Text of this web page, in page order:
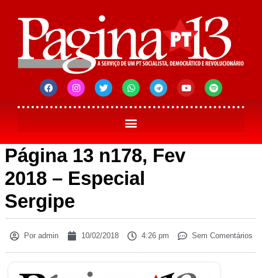
Página 13 n178, Fev
2018 – Especial
Sergipe
Poradmin 10/02/2018 4:26 pm Sem Comentários